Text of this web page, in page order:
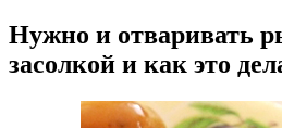
Нужно и отваривать
засолкой и как это